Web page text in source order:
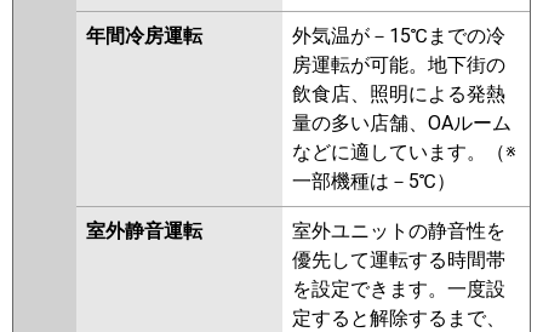
RPC-AP280SHP7
FDEV2805HP5SA
FDESVP2804HP4B
FDEVP2804HP5SA
PA-P280T7HDNBX PA-
PA-P280T7HDNB
PA-P280T7HD PA-P280T7HDN
PA-P280V6HDNB PA-
P280VK6HDNB PA-P280T6HDB
PA-P280T6HDNB PA-
年間冷房運転
外気温が－15℃までの冷
房運転が可能。地下街の
飲食店、照明による発熱
量の多い店舗、OAルーム
などに適しています。（※
一部機種は－5℃）
室外静音運転
室外ユニットの静音性を
優先して運転する時間帯
を設定できます。一度設
定すると解除するまで、